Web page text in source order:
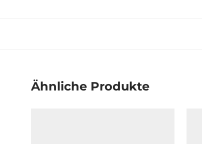
Ähnliche Produkte